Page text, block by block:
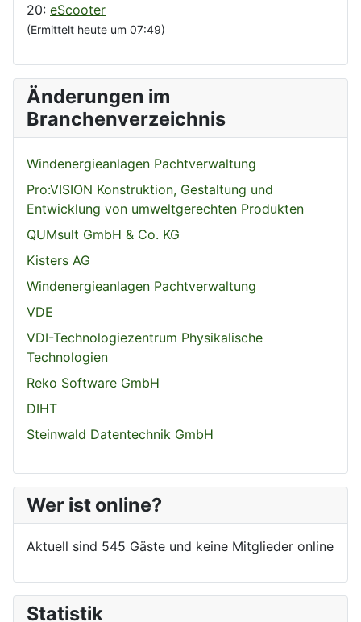
20: eScooter
(Ermittelt heute um 07:49)
Änderungen im
Branchenverzeichnis
Windenergieanlagen Pachtverwaltung
Pro:VISION Konstruktion, Gestaltung und
Entwicklung von umweltgerechten Produkten
QUMsult GmbH & Co. KG
Kisters AG
Windenergieanlagen Pachtverwaltung
VDE
VDI-Technologiezentrum Physikalische
Technologien
Reko Software GmbH
DIHT
Steinwald Datentechnik GmbH
Wer ist online?
Aktuell sind 545 Gäste und keine Mitglieder online
Statistik